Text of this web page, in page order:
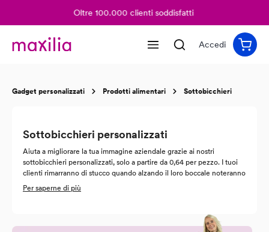
Oltre 100.000 clienti soddisfatti
Accedi
Gadget personalizzati Prodotti alimentari Sottobicchieri
Sottobicchieri personalizzati
Aiuta a migliorare la tua immagine aziendale grazie ai nostri
sottobicchieri personalizzati, solo a partire da 0,64 per pezzo. I tuoi
clienti rimarranno di stucco quando alzando il loro boccale noteranno
i tuoi sottobicchieri personalizzabili, un modo originale per
disegni e scritte. Potrai scegliere ogni dettaglio, e se hai una richiesta
particolare potrai usufruire del nostro supporto sempre disponibile,
Per saperne di più